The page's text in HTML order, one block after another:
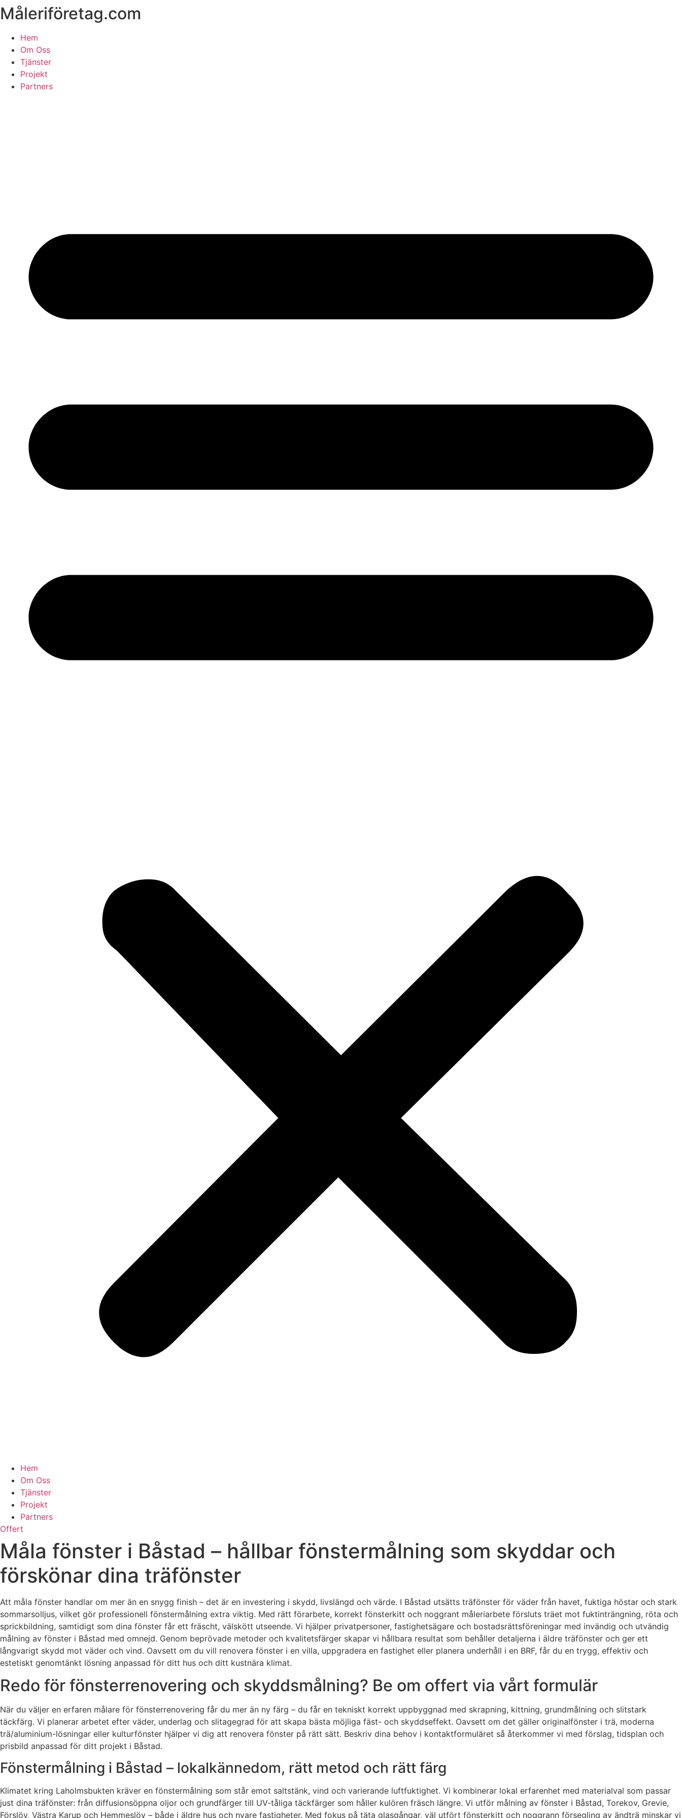
Skip
to
content
Måleriföretag.com
Hem
Om Oss
Tjänster
Projekt
Partners
Hem
Om Oss
Tjänster
Projekt
Partners
Offert
Måla fönster i Båstad – hållbar fönstermålning som skyddar och
förskönar dina träfönster
Att måla fönster handlar om mer än en snygg finish – det är en investering i skydd, livslängd och värde. I Båstad utsätts träfönster för väder från havet, fuktiga höstar och stark
sommar­solljus, vilket gör professionell fönstermålning extra viktig. Med rätt förarbete, korrekt fönsterkitt och noggrant måleriarbete försluts träet mot fuktinträngning, röta och
sprickbildning, samtidigt som dina fönster får ett fräscht, välskött utseende. Vi hjälper privatpersoner, fastighetsägare och bostadsrättsföreningar med invändig och utvändig
målning av fönster i Båstad med omnejd. Genom beprövade metoder och kvalitetsfärger skapar vi hållbara resultat som behåller detaljerna i äldre träfönster och ger ett
långvarigt skydd mot väder och vind. Oavsett om du vill renovera fönster i en villa, uppgradera en fastighet eller planera underhåll i en BRF, får du en trygg, effektiv och
estetiskt genomtänkt lösning anpassad för ditt hus och ditt kustnära klimat.
Redo för fönsterrenovering och skyddsmålning? Be om offert via vårt formulär
När du väljer en erfaren målare för fönsterrenovering får du mer än ny färg – du får en tekniskt korrekt uppbyggnad med skrapning, kittning, grundmålning och slitstark
täckfärg. Vi planerar arbetet efter väder, underlag och slitagegrad för att skapa bästa möjliga fäst- och skyddseffekt. Oavsett om det gäller originalfönster i trä, moderna
trä/aluminium-lösningar eller kulturfönster hjälper vi dig att renovera fönster på rätt sätt. Beskriv dina behov i kontaktformuläret så återkommer vi med förslag, tidsplan och
prisbild anpassad för ditt projekt i Båstad.
Fönstermålning i Båstad – lokalkännedom, rätt metod och rätt färg
Klimatet kring Laholmsbukten kräver en fönstermålning som står emot saltstänk, vind och varierande luftfuktighet. Vi kombinerar lokal erfarenhet med materialval som passar
just dina träfönster: från diffusionsöppna oljor och grundfärger till UV-tåliga täckfärger som håller kulören fräsch längre. Vi utför målning av fönster i Båstad, Torekov, Grevie,
Förslöv, Västra Karup och Hemmeslöv – både i äldre hus och nyare fastigheter. Med fokus på täta glasgångar, väl utfört fönsterkitt och noggrann försegling av ändträ minskar vi